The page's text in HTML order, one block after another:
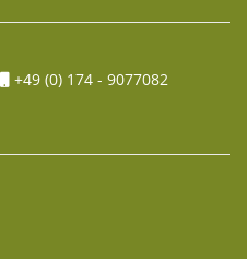
+49 (0) 174 - 9077082